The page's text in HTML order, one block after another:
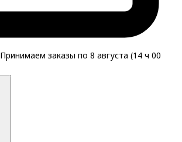
Принимаем заказы по 8 августа (14 ч 00